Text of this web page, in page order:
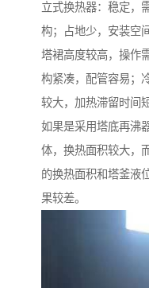
立式换热器：稳定，
构；占地少，安装空
塔裙高度较高，操作
构紧凑，配管容易；
较大，加热滞留时间
如果是采用塔底再沸
体，换热面积较大，
的换热面积和塔釜液
果较差。